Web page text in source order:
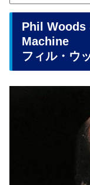
Phil Woods
Machine
フィル・ウ